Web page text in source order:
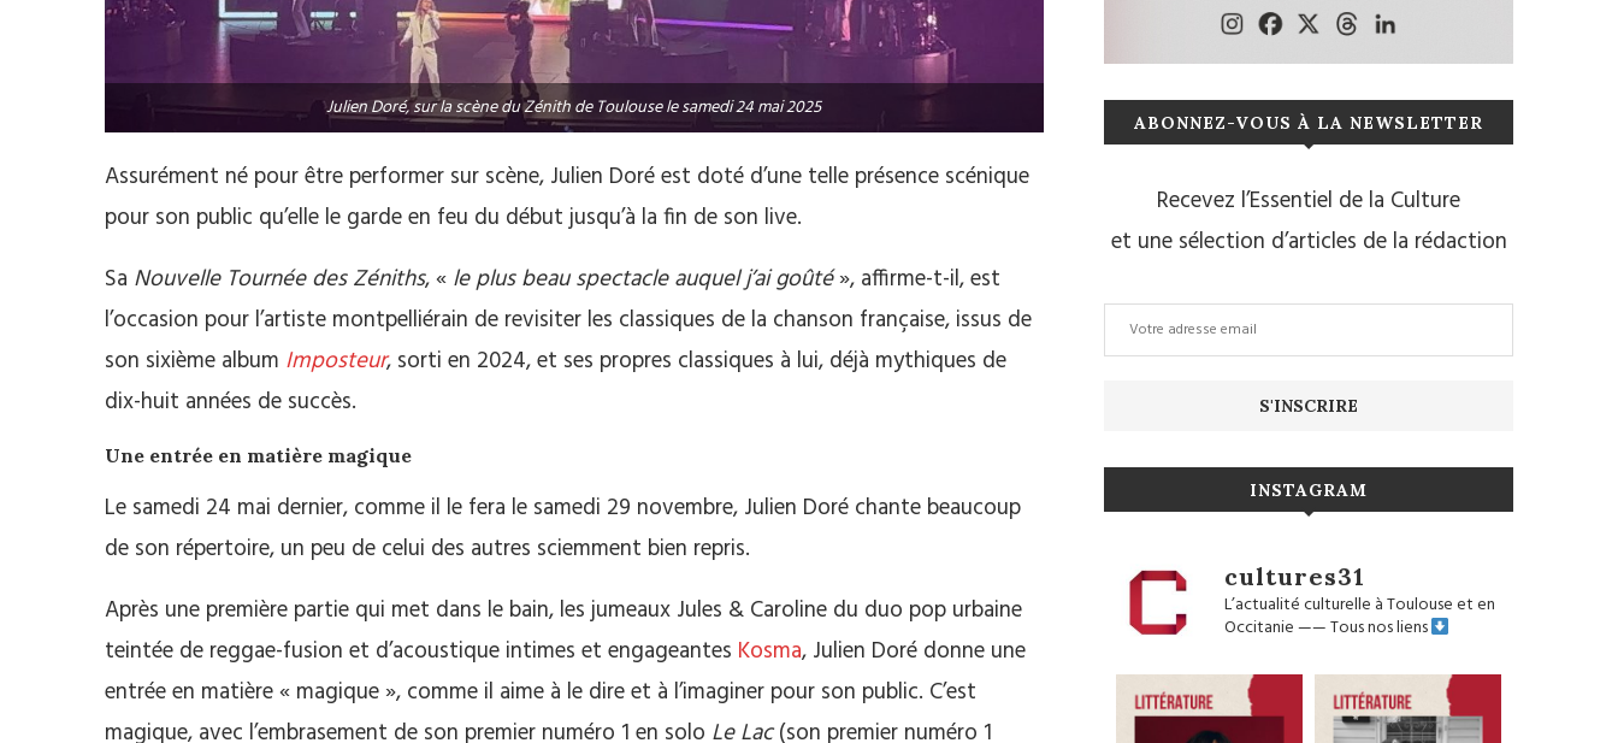
Julien Doré, sur la scène du Zénith de Toulouse le samedi 24 mai 2025
Assurément né pour être performer sur scène, Julien Doré est doté d’une telle présence scénique
pour son public qu’elle le garde en feu du début jusqu’à la fin de son live.
Sa Nouvelle Tournée des Zéniths, « le plus beau spectacle auquel j’ai goûté», affirme-t-il, est
l’occasion pour l’artiste montpelliérain de revisiter les classiques de la chanson française, issus de
son sixième album Imposteur, sorti en 2024, et ses propres classiques à lui, déjà mythiques de
dix-huit années de succès.
Une entrée en matière magique
Le samedi 24 mai dernier, comme il le fera le samedi 29 novembre, Julien Doré chante beaucoup
de son répertoire, un peu de celui des autres sciemment bien repris.
Après une première partie qui met dans le bain, les jumeaux Jules & Caroline du duo pop urbaine
teintée de reggae-fusion et d’acoustique intimes et engageantes Kosma, Julien Doré donne une
entrée en matière « magique », comme il aime à le dire et à l’imaginer pour son public. C’est
magique, avec l’embrasement de son premier numéro 1 en solo Le Lac(son premier numéro 1
ABONNEZ-VOUS À LA NEWSLETTER
Recevez l’Essentiel de la Culture
et une sélection d’articles de la rédaction
INSTAGRAM
cultures31
L’actualité culturelle à Toulouse et en
Occitanie——Tous nos liens